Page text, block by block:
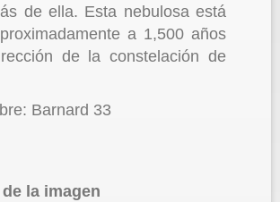
de ella. Esta nebulosa está
a 1,500 años
de la constelación de
Barnard 33
la imagen